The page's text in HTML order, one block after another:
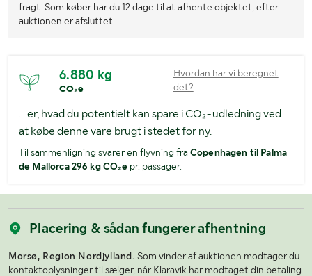
fragt. Som køber har du 12 dage til at afhente objektet, efter
auktionen er afsluttet.
6.880 kg
CO₂e
Hvordan har vi beregnet
det?
... er, hvad du potentielt kan spare i CO₂-udledning ved
at købe denne vare brugt i stedet for ny.
Til sammenligning svarer en flyvning fra Copenhagen til Palma
de Mallorca 296 kg CO₂e pr. passager.
Placering & sådan fungerer afhentning
Morsø, Region Nordjylland. Som vinder af auktionen modtager du
kontaktoplysninger til sælger, når Klaravik har modtaget din betaling.